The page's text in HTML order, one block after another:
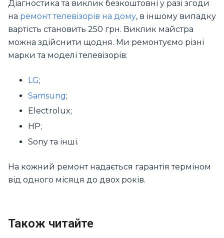
Діагностика та виклик безкоштовні у разі згоди
на ремонт телевізорів на дому, в іншому випадку
вартість становить 250 грн. Виклик майстра
можна здійснити щодня. Ми ремонтуємо різні
марки та моделі телевізорів:
LG;
Samsung;
Electrolux;
HP;
Sony та інші.
На кожний ремонт надається гарантія терміном
від одного місяця до двох років.
Також читайте